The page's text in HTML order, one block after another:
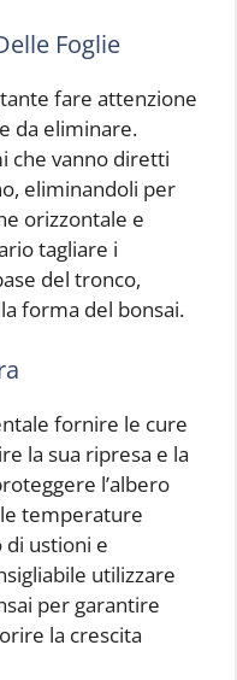
Foglie
fare attenzione
da eliminare.
che vanno diretti
eliminandoli per
orizzontale e
tagliare i
del tronco,
forma del bonsai.
fornire le cure
la sua ripresa e la
l’albero
temperature
ustioni e
utilizzare
per garantire
la crescita